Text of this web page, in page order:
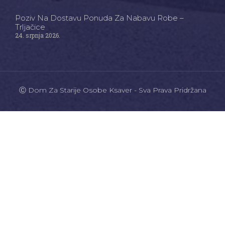
Poziv Na Dostavu Ponuda Za Nabavu Robe –
Trljačice
24. srpnja 2026.
Ⓒ Dom Za Starije Osobe Ksaver - Sva Prava Pridržana